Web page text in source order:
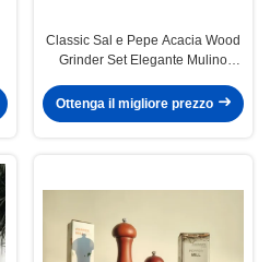
Classic Sal e Pepe Acacia Wood
Grinder Set Elegante Mulino
condimenti regolabili
Ottenga il migliore prezzo